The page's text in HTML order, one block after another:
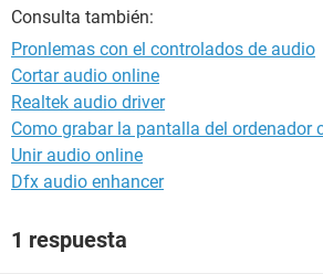
Consulta también:
Pronlemas con el controlados de audio
Cortar audio online
Realtek audio driver
Como grabar la pantalla del ordenador
Unir audio online
Dfx audio enhancer
1 respuesta